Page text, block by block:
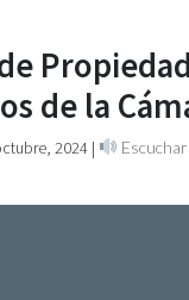
de la
2024 |